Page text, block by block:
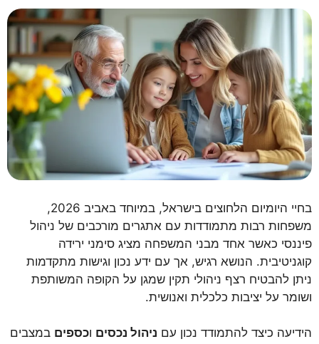
בחיי היומיום הלחוצים בישראל, במיוחד באביב 2026,
משפחות רבות מתמודדות עם אתגרים מורכבים של ניהול
פיננסי כאשר אחד מבני המשפחה מציג סימני ירידה
קוגניטיבית. הנושא רגיש, אך עם ידע נכון וגישות מתקדמות
ניתן להבטיח רצף ניהולי תקין שמגן על הקופה המשותפת
ושומר על יציבות כלכלית ואנושית.
הידיעה כיצד להתמודד נכון עם ניהול נכסים וכספים במצבים